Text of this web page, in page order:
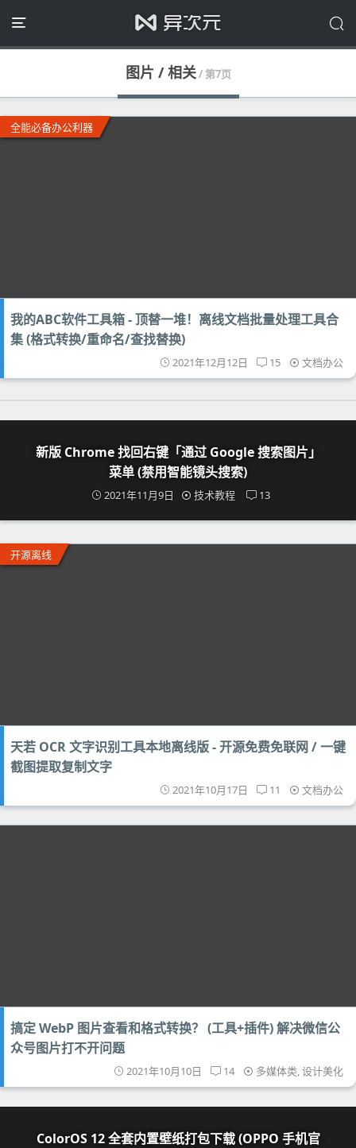
图片 / 相关/ 第7页
全能必备办公利器
我的ABC软件工具箱 - 顶替一堆！离线文档批量处理工具合
集 (格式转换/重命名/查找替换)
2021年12月12日 15 文档办公
新版 Chrome 找回右键「通过 Google 搜索图片」
菜单 (禁用智能镜头搜索)
2021年11月9日 技术教程 13
开源离线
天若 OCR 文字识别工具本地离线版 - 开源免费免联网 / 一键
截图提取复制文字
2021年10月17日 11 文档办公
搞定 WebP 图片查看和格式转换？ (工具+插件) 解决微信公
众号图片打不开问题
2021年10月10日 14 多媒体类,设计美化
ColorOS 12 全套内置壁纸打包下载 (OPPO 手机官